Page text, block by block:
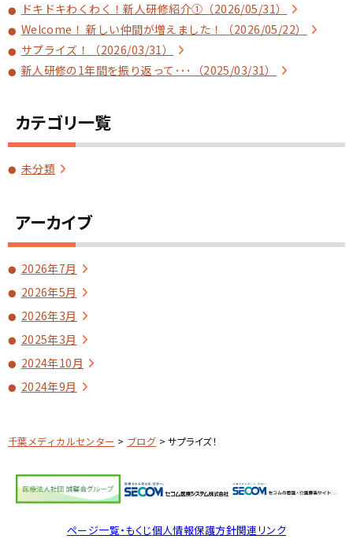
ドキドキわくわく！新人研修紹介①（2026/05/31）
Welcome！ 新しい仲間が増えました！（2026/05/22）
サプライズ！（2026/03/31）
新人研修の1年間を振り返って･･･（2025/03/31）
カテゴリ一覧
未分類
アーカイブ
2026年7月
2026年5月
2026年3月
2025年3月
2024年10月
2024年9月
千葉メディカルセンター > ブログ >サプライズ！
ページ一覧・もくじ個人情報保護方針関連リンク